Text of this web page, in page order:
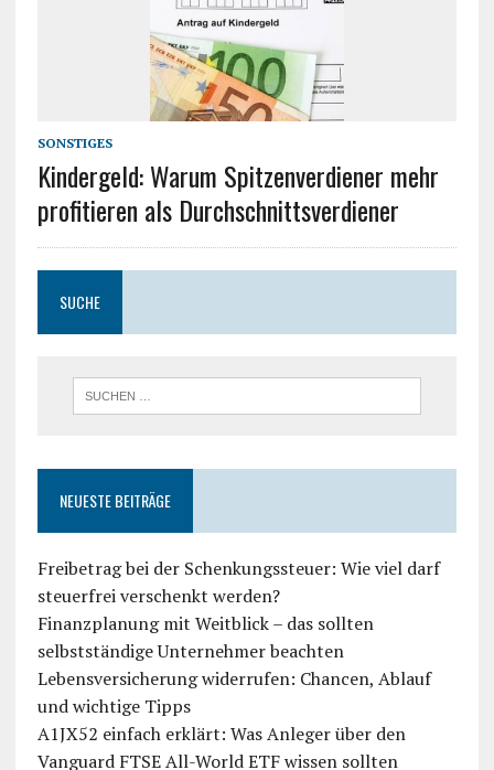
SONSTIGES
Kindergeld: Warum Spitzenverdiener mehr
profitieren als Durchschnittsverdiener
SUCHE
NEUESTE BEITRÄGE
Freibetrag bei der Schenkungssteuer: Wie viel darf
steuerfrei verschenkt werden?
Finanzplanung mit Weitblick – das sollten
selbstständige Unternehmer beachten
Lebensversicherung widerrufen: Chancen, Ablauf
und wichtige Tipps
A1JX52 einfach erklärt: Was Anleger über den
Vanguard FTSE All-World ETF wissen sollten